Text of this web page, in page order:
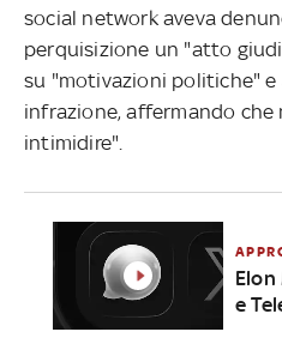
social network aveva
perquisizione un "atto
su "motivazioni politiche" e
infrazione, affermando che
intimidire".
e